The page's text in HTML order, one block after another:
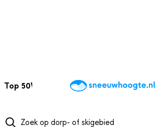
Top 50Webcams WintersportweerKaarten